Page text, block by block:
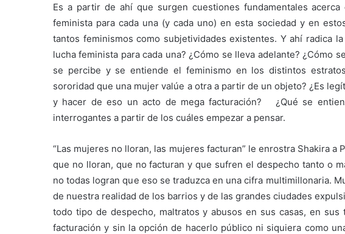
Es a partir de ahí que surgen cuestiones fundamentales
feminista para cada una (y cada uno) en esta sociedad y en
tantos feminismos como subjetividades existentes. Y ahí radica
lucha feminista para cada una? ¿Cómo se lleva adelante? ¿Cómo
se percibe y se entiende el feminismo en los distintos
sororidad que una mujer valúe a otra a partir de un objeto? ¿Es
y hacer de eso un acto de mega facturación? ¿Qué se
interrogantes a partir de los cuáles empezar a pensar.
“Las mujeres no lloran, las mujeres facturan” le enrostra Shakira a
que no lloran, que no facturan y que sufren el despecho tanto o
no todas logran que eso se traduzca en una cifra multimillonaria.
de nuestra realidad de los barrios y de las grandes ciudades
todo tipo de despecho, maltratos y abusos en sus casas, en
facturación y sin la opción de hacerlo público ni siquiera como